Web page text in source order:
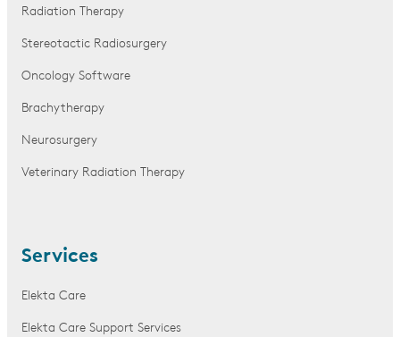
Radiation Therapy
Stereotactic Radiosurgery
Oncology Software
Brachytherapy
Neurosurgery
Veterinary Radiation Therapy
Services
Elekta Care
Elekta Care Support Services